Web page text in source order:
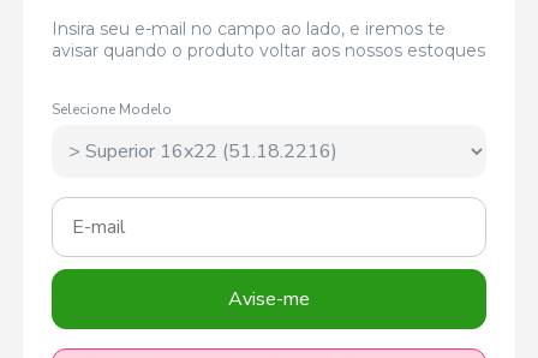
Insira seu e-mail no campo ao lado, e iremos te
avisar quando o produto voltar aos nossos estoques
Selecione Modelo
Avise-me